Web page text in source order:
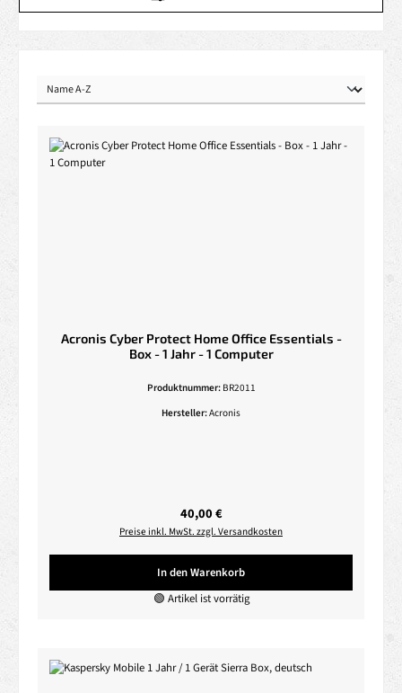
Acronis Cyber Protect Home Office Essentials -
Box - 1 Jahr - 1 Computer
Produktnummer: BR2011
Hersteller:Acronis
Regulärer Preis:
40,00 €
Preise inkl. MwSt. zzgl. Versandkosten
In den Warenkorb
🟢 Artikel ist vorrätig